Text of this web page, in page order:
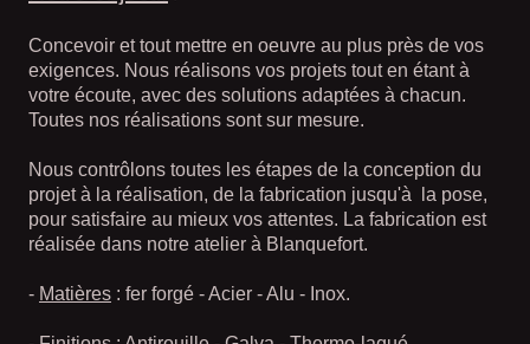
Concevoir et tout mettre en oeuvre au plus près de vos
exigences. Nous réalisons vos projets tout en étant à
votre écoute, avec des solutions adaptées à chacun.
Toutes nos réalisations sont sur mesure.
Nous contrôlons toutes les étapes de la conception du
projet à la réalisation, de la fabrication jusqu'à la pose,
pour satisfaire au mieux vos attentes. La fabrication est
réalisée dans notre atelier à Blanquefort.
- Matières : fer forgé - Acier - Alu - Inox.